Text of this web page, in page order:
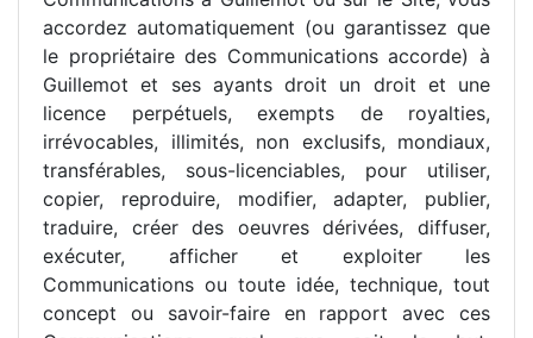
accordez automatiquement (ou garantissez que
le propriétaire des Communications accorde) à
Guillemot et ses ayants droit un droit et une
licence perpétuels, exempts de royalties,
irrévocables, illimités, non exclusifs, mondiaux,
transférables, sous-licenciables, pour utiliser,
copier, reproduire, modifier, adapter, publier,
traduire, créer des oeuvres dérivées, diffuser,
exécuter, afficher et exploiter les
Communications ou toute idée, technique, tout
concept ou savoir-faire en rapport avec ces